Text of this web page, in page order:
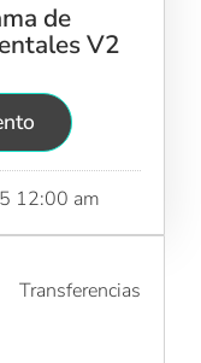
de
V2
12:00 am